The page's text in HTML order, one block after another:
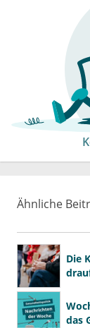
Ähnliche
Die
das